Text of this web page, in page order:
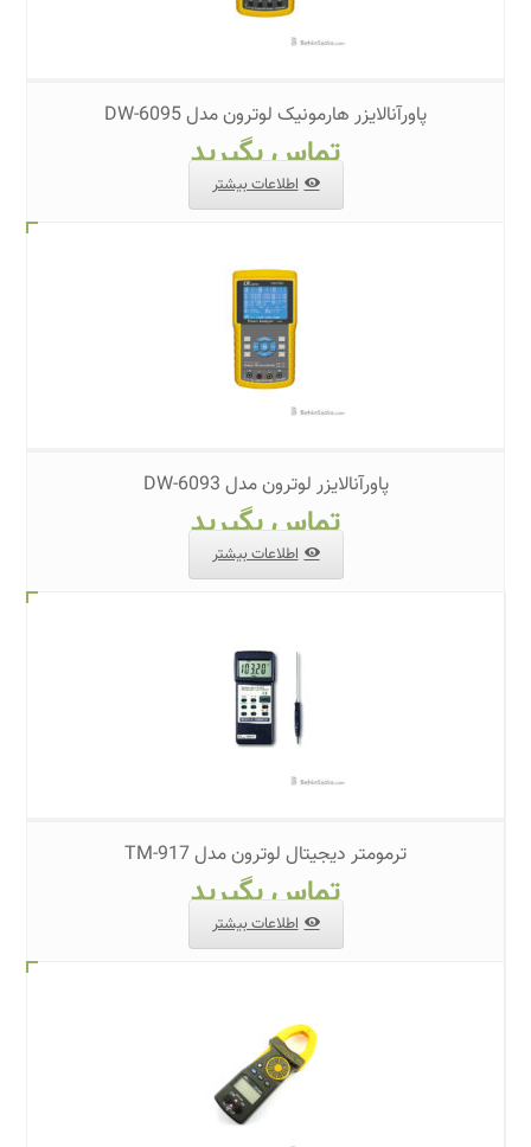
پاورآنالایزر هارمونیک لوترون مدل DW-6095
تماس بگیرید
اطلاعات بیشتر
پاورآنالایزر لوترون مدل DW-6093
تماس بگیرید
اطلاعات بیشتر
ترمومتر دیجیتال لوترون مدل TM-917
تماس بگیرید
اطلاعات بیشتر